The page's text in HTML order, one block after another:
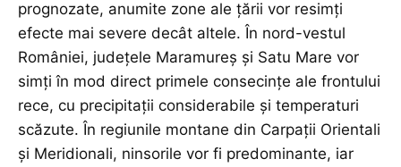
prognozate, anumite zone ale țării vor resimți
efecte mai severe decât altele. În nord-vestul
României, județele Maramureș și Satu Mare vor
simți în mod direct primele consecințe ale frontului
rece, cu precipitații considerabile și temperaturi
scăzute. În regiunile montane din Carpații Orientali
și Meridionali, ninsorile vor fi predominante, iar